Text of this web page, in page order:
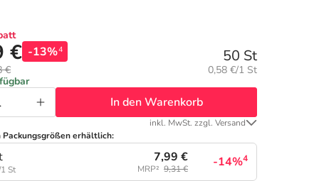
€ -13%4
€
50 St
Grundpreis:
0,58 €/1 St
In den Warenkorb
inkl. MwSt. zzgl. Versand
Packungsgrößen erhältlich:
St
7,99 €
MRP² 9,31 € -14%4